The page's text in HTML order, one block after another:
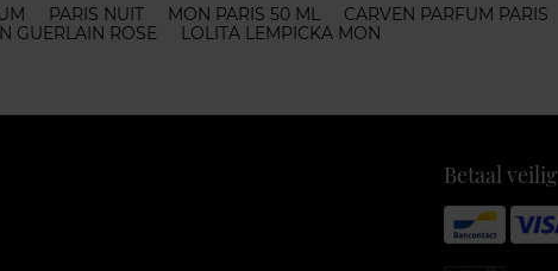
PARIS NUIT MON PARIS 50 ML CARVEN PARFUM PARIS
GUERLAIN ROSE LOLITA LEMPICKA MON
Betaal veilig